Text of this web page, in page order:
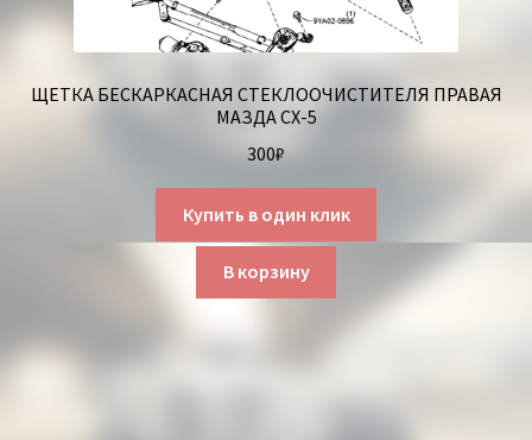
ЩЕТКА БЕСКАРКАСНАЯ СТЕКЛООЧИСТИТЕЛЯ ПРАВАЯ
МАЗДА СХ-5
300₽
Купить в один клик
В корзину